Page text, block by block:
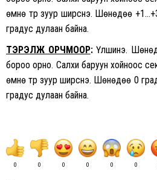
өмнө түр зуур ширүүснэ. Шөнөдөө
градус дулаан байна.
ТЭРЭЛЖ ОРЧМООР:Үүлшинэ.
бороо орно. Салхи баруун хойноос
өмнө түр зуур ширүүснэ. Шөнөдөө 0
градус дулаан байна.
0 0 0 0 0 0